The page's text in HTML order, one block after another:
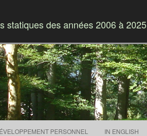
statiques des années 2006 à 2025
PERSONNEL IN ENGLISH